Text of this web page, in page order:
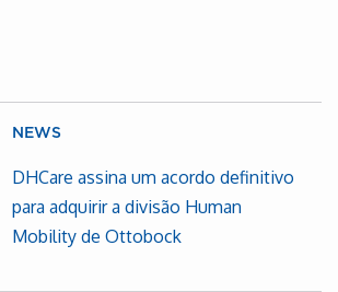
NEWS
DHCare assina um acordo definitivo
para adquirir a divisão Human
Mobility de Ottobock